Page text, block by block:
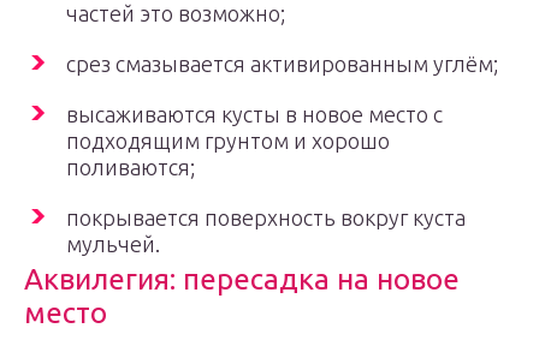
частей это возможно;
срез смазывается активированным углём;
высаживаются кусты в новое место с
подходящим грунтом и хорошо
поливаются;
покрывается поверхность вокруг куста
мульчей.
Аквилегия: пересадка на новое
место